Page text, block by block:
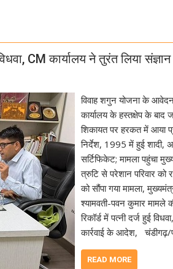
CM कार्यालय ने तुरंत लिया संज्ञान
विवाह शगुन योजना के
कार्यालय के हस्तक्षेप के बाद
शिकायत पर हरकत में आया
निर्देश, 1995 में हुई शादी,
सर्टिफिकेट; मामला पहुंचा
त्रुटि से परेशान परिवार को
को सौंपा गया मामला,
श्यामवती-पवन कुमार मामले
रिकॉर्ड में पत्नी दर्ज हुई
कार्रवाई के आदेश, चंडीगढ़/
READ MORE